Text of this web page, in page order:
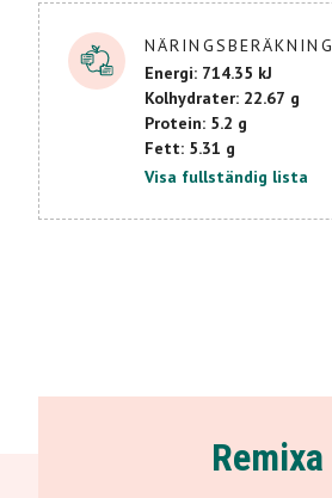
NÄRINGSBERÄKNING
Energi: 714.35 kJ
Kolhydrater: 22.67 g
Protein: 5.2 g
Fett: 5.31 g
Visa fullständig lista
Remixa